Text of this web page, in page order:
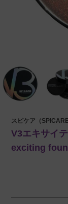
スピケア（SPICARE
V3エキサイ
exciting